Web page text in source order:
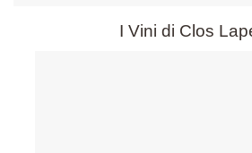
I Vini di Clos